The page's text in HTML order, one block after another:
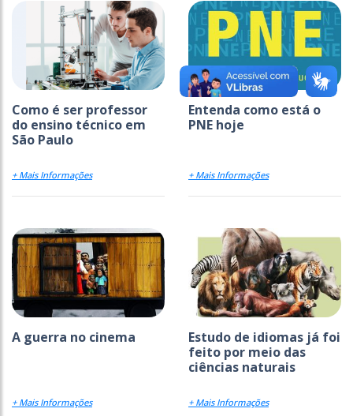
Como é ser professor
do ensino técnico em
São Paulo
+ Mais Informações
Entenda como está o
PNE hoje
+ Mais Informações
A guerra no cinema
+ Mais Informações
Estudo de idiomas já foi
feito por meio das
ciências naturais
+ Mais Informações